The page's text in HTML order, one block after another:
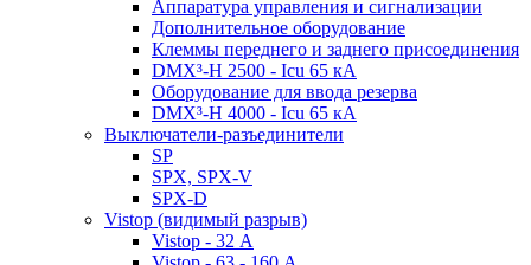
Аппаратура управления и сигнализации
Дополнительное оборудование
Клеммы переднего и заднего присоединения
DMX³-H 2500 - Icu 65 кА
Оборудование для ввода резерва
DMX³-H 4000 - Icu 65 кА
Выключатели-разъединители
SP
SPX, SPX-V
SPX-D
Vistop (видимый разрыв)
Vistop - 32 А